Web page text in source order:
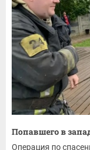
Попавшего в
Операция по